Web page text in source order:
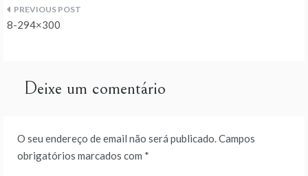
Navegação
artigos
8-294×300
Deixe um comentário
O seu endereço de email não será publicado.Campos
obrigatórios marcados com *